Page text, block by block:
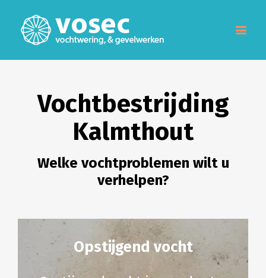
Vochtbestrijding
Kalmthout
Welke vochtproblemen wilt u
verhelpen?
Opstijgend vocht